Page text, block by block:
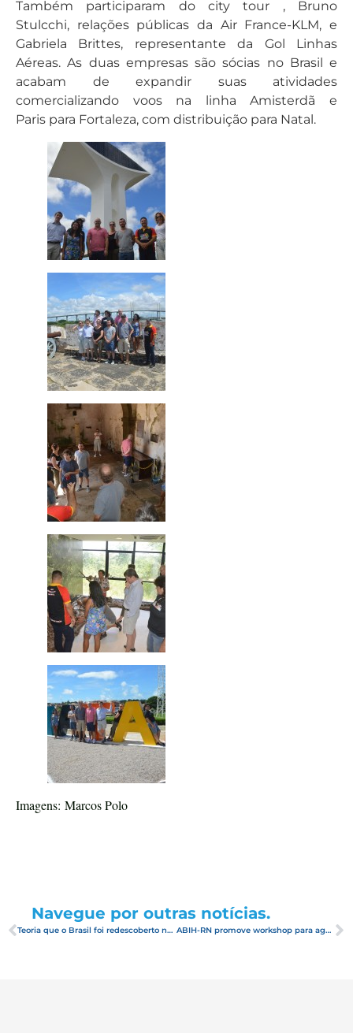
Também participaram do city tour , Bruno
Stulcchi, relações públicas da Air France-KLM, e
Gabriela Brittes, representante da Gol Linhas
Aéreas. As duas empresas são sócias no Brasil e
acabam de expandir suas atividades
comercializando voos na linha Amisterdã e
Paris para Fortaleza, com distribuição para Natal.
Imagens: Marcos Polo
Navegue por outras notícias.
Teoria que o Brasil foi redescoberto no RN será debatida em série de eventos ABIH-RN promove workshop para agentes de viagens de Fortaleza